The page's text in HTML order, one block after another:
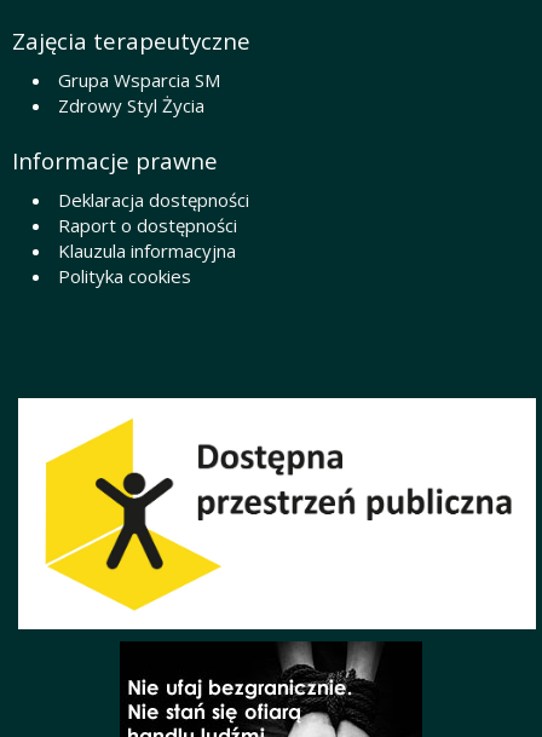
Zajęcia terapeutyczne
Grupa Wsparcia SM
Zdrowy Styl Życia
Informacje prawne
Deklaracja dostępności
Raport o dostępności
Klauzula informacyjna
Polityka cookies